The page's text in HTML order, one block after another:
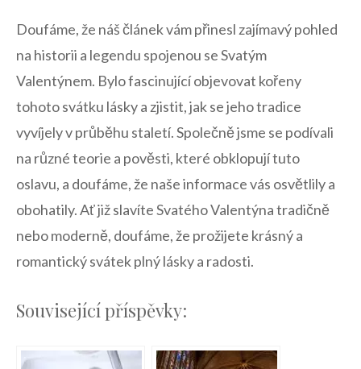
Doufáme, že náš článek vám přinesl zajímavý pohled
na historii a legendu spojenou se Svatým⁢
Valentýnem. Bylo fascinující objevovat kořeny
tohoto svátku lásky a zjistit, ​jak se jeho tradice
vyvíjely v průběhu staletí.‌ Společně ⁢jsme se podívali
na různé teorie a ‌pověsti, které obklopují tuto
oslavu, a doufáme, že naše informace vás osvětlily a
obohatily. Ať již slavíte Svatého Valentýna tradičně
nebo moderně, doufáme, že prožijete krásný a
romantický svátek plný lásky a radosti.
Související příspěvky: